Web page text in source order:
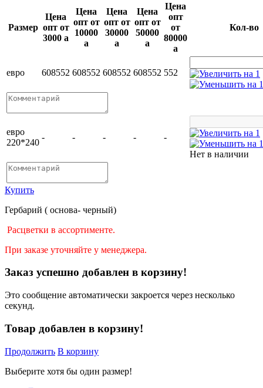
Размер
Цена
опт от
3000 a
Цена
опт от
10000
a
Цена
опт от
30000
a
Цена
опт от
50000
a
Цена
опт
от
80000
a
Кол-во
евро 608552 608552 608552 608552 552
евро
220*240
- - - -
-
Нет в наличии
Купить
Гербарий ( основа- черный)
Расцветки в ассортименте.
При заказе уточняйте у менеджера.
Заказ успешно добавлен в корзину!
Это сообщение автоматически закроется через несколько
секунд.
Товар добавлен в корзину!
Продолжить В корзину
Выберите хотя бы один размер!